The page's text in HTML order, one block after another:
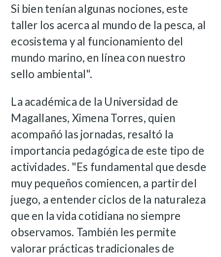
Si bien tenían algunas nociones, este
taller los acerca al mundo de la pesca, al
ecosistema y al funcionamiento del
mundo marino, en línea con nuestro
sello ambiental".
La académica de la Universidad de
Magallanes, Ximena Torres, quien
acompañó las jornadas, resaltó la
importancia pedagógica de este tipo de
actividades. "Es fundamental que desde
muy pequeños comiencen, a partir del
juego, a entender ciclos de la naturaleza
que en la vida cotidiana no siempre
observamos. También les permite
valorar prácticas tradicionales de